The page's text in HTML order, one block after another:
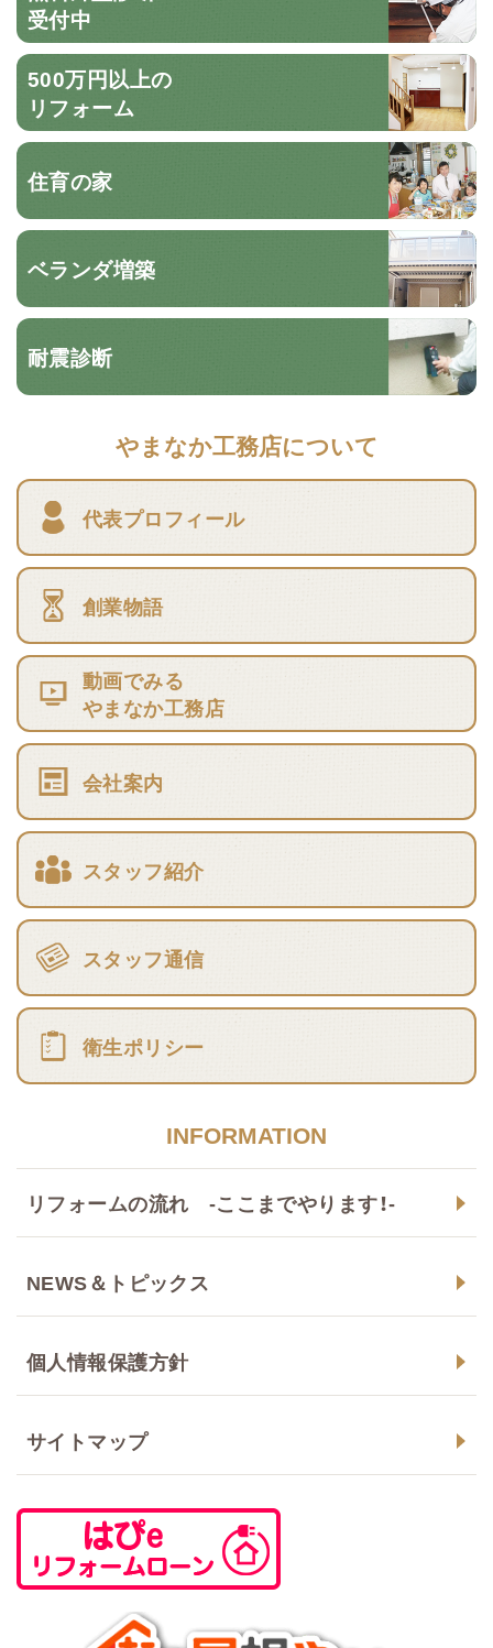
受付中
500万円以上の
リフォーム
住育の家
ベランダ増築
耐震診断
やまなか工務店について
代表プロフィール
創業物語
動画でみる
やまなか工務店
会社案内
スタッフ紹介
スタッフ通信
衛生ポリシー
INFORMATION
リフォームの流れ -ここまでやります！-
NEWS＆トピックス
個人情報保護方針
サイトマップ